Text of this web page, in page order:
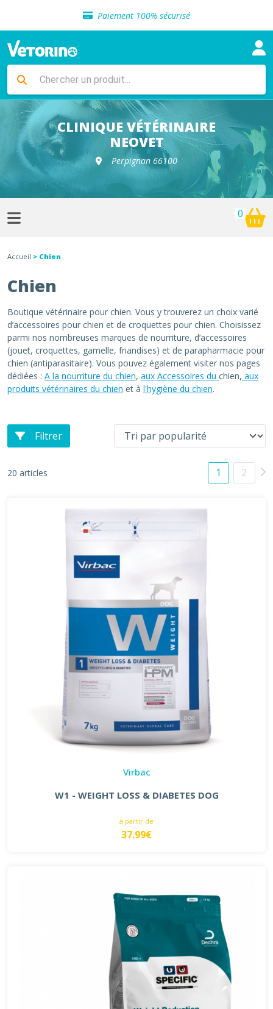
Paiement 100% sécurisé
Livraison gratuite en clinique vétérinaire
Sélection de croquettes vétérinaire
Livraison gratuite en clinique vétérinaire
Retour gratuit en clinique
Sélection de croquettes vétérinaire
CLINIQUE VÉTÉRINAIRE
NEOVET
Perpignan 66100
0
Accueil > Chien
Chien
Boutique vétérinaire pour chien. Vous y trouverez un choix varié
d’accessoires pour chien et de croquettes pour chien. Choisissez
parmi nos nombreuses marques de nourriture, d’accessoires
(jouet, croquettes, gamelle, friandises) et de parapharmacie pour
chien (antiparasitaire). Vous pouvez également visiter nos pages
dédiées : A la nourriture du chien, aux Accessoires du chien, aux
produits vétérinaires du chien et à l'hygiène du chien.
Filtrer
20 articles 1 2
Virbac
W1 - WEIGHT LOSS & DIABETES DOG
à partir de
37.99€